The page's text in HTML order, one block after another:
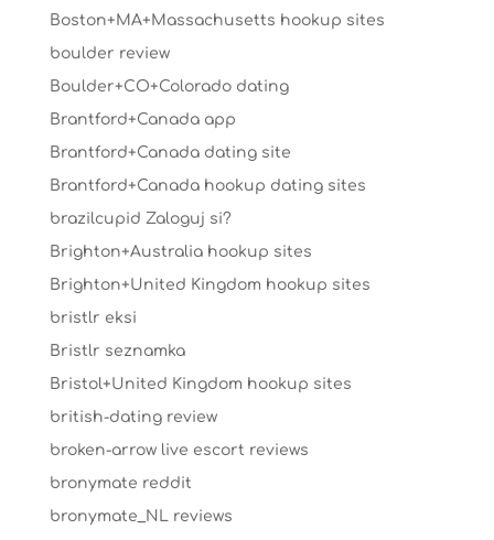
Boston+MA+Massachusetts hookup sites
boulder review
Boulder+CO+Colorado dating
Brantford+Canada app
Brantford+Canada dating site
Brantford+Canada hookup dating sites
brazilcupid Zaloguj si?
Brighton+Australia hookup sites
Brighton+United Kingdom hookup sites
bristlr eksi
Bristlr seznamka
Bristol+United Kingdom hookup sites
british-dating review
broken-arrow live escort reviews
bronymate reddit
bronymate_NL reviews